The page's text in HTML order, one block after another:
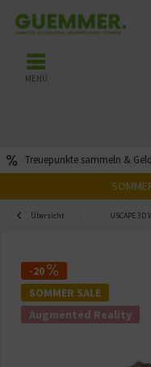
Treuepunkte sammeln &
MENÜ
Übersicht USCAPE
-20
SOMMER SALE
Augmented Reality